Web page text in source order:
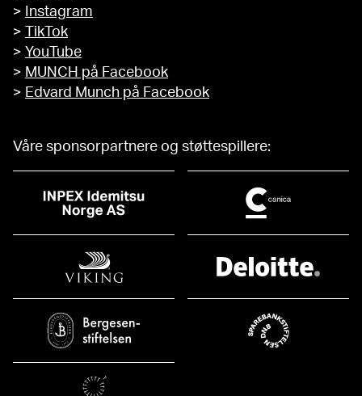
>
Instagram
>
TikTok
> YouTube
> MUNCH på Facebook
> Edvard Munch på Facebook
Våre sponsorpartnere og støttespillere: